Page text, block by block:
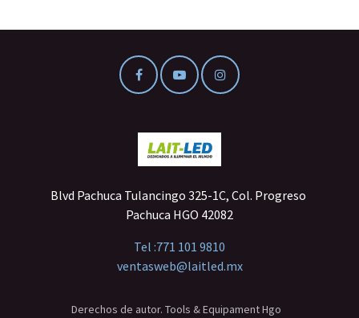
Blvd Pachuca Tulancingo 325-1C, Col. Progreso
Pachuca HGO 42082
Tel :771 101 9810
ventasweb@laitled.mx
Derechos de autor. Tools & Equipament Hgo